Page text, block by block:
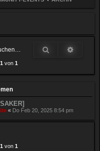
1 von 1
« Do Feb 20, 2025 8:54 pm
1 von 1